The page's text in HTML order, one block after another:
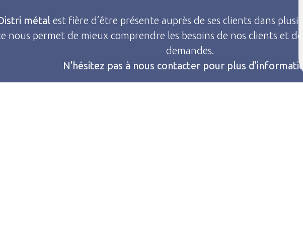
métalest fière d’être présente auprès de ses clients dans
nous permet de mieux comprendre les besoins de nos clients et
demandes.
N'hésitez pas à nous contacter pour plus